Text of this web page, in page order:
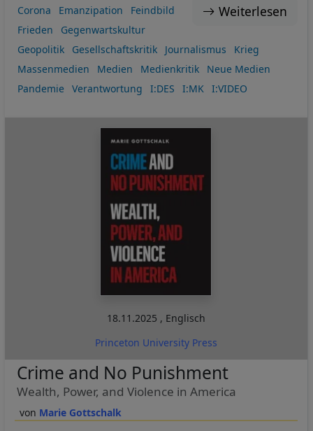
Weiterlesen
Corona Emanzipation
Feindbild
Frieden
Gegenwartskultur
Geopolitik
Gesellschaftskritik Journalismus
Krieg
Massenmedien
Medien Medienkritik
Neue Medien
Pandemie
Verantwortung I:DES I:MK I:VIDEO
18.11.2025 , Englisch
Princeton University Press
Marie Gottschalk
Crime and No Punishment
Wealth, Power, and Violence in America